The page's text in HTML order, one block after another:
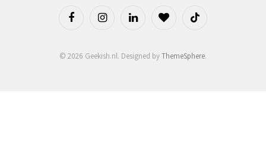
FacebookInstagramLinkedIn BlogLovinTikTok
© 2026 Geekish.nl. Designed byThemeSphere.